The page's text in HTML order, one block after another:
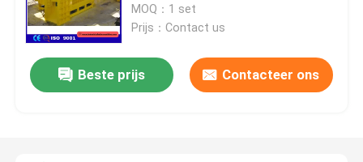
Producten
Over ons
compacteringsmachine
MOQ：1 set
Prijs：Contact us
Beste prijs Contacteer ons
Verticale balenpersmachine voor papier, plastic en karton